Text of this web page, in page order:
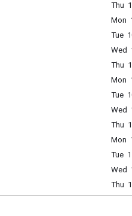
Thu
Mon
Tue
Wed
Thu
Mon
Tue
Wed
Thu
Mon
Tue
Wed
Thu